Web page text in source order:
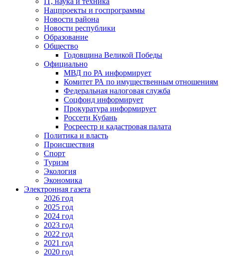
Нацпроекты и госпрограммы
Новости района
Новости республики
Образование
Общество
Годовщина Великой Победы
Официально
МВД по РА информирует
Комитет РА по имущественным отношениям
Федеральная налоговая служба
Соцфонд информирует
Прокуратура информирует
Россети Кубань
Росреестр и кадастровая палата
Политика и власть
Происшествия
Спорт
Туризм
Экология
Экономика
Электронная газета
2026 год
2025 год
2024 год
2023 год
2022 год
2021 год
2020 год